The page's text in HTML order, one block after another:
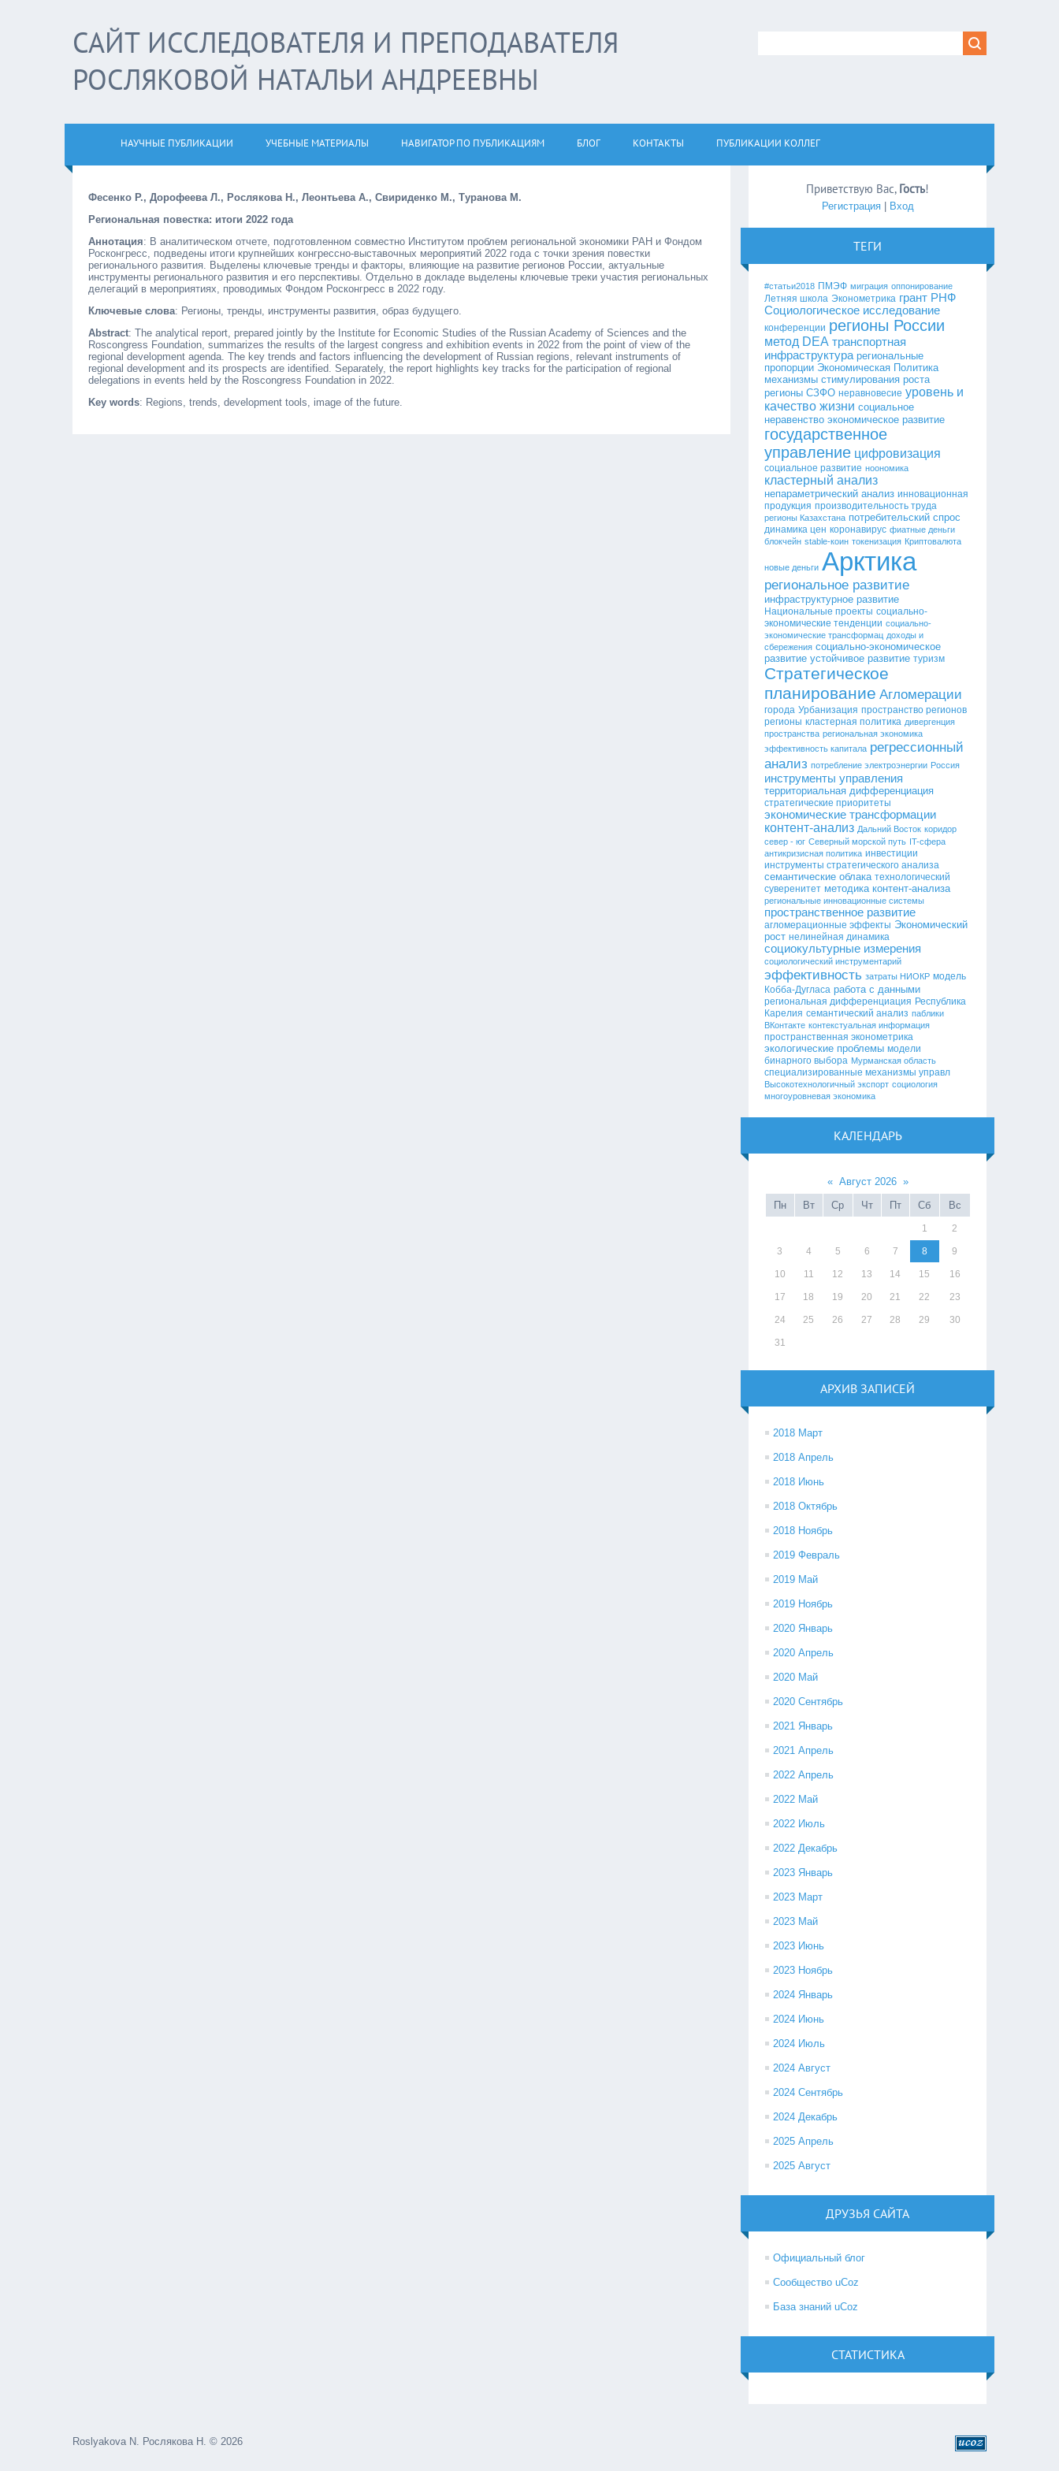
САЙТ ИССЛЕДОВАТЕЛЯ И ПРЕПОДАВАТЕЛЯ
РОСЛЯКОВОЙ НАТАЛЬИ АНДРЕЕВНЫ
НАУЧНЫЕ ПУБЛИКАЦИИ УЧЕБНЫЕ МАТЕРИАЛЫ НАВИГАТОР ПО ПУБЛИКАЦИЯМ БЛОГ КОНТАКТЫ ПУБЛИКАЦИИ КОЛЛЕГ
Фесенко Р., Дорофеева Л., Рослякова Н., Леонтьева А., Свириденко М., Туранова М.
Региональная повестка: итоги 2022 года
Аннотация: В аналитическом отчете, подготовленном совместно Институтом проблем региональной экономики РАН и Фондом
Росконгресс, подведены итоги крупнейших конгрессно-выставочных мероприятий 2022 года с точки зрения повестки
регионального развития. Выделены ключевые тренды и факторы, влияющие на развитие регионов России, актуальные
инструменты регионального развития и его перспективы. Отдельно в докладе выделены ключевые треки участия региональных
делегаций в мероприятиях, проводимых Фондом Росконгресс в 2022 году.
Ключевые слова: Регионы, тренды, инструменты развития, образ будущего.
Abstract: The analytical report, prepared jointly by the Institute for Economic Studies of the Russian Academy of Sciences and the
Roscongress Foundation, summarizes the results of the largest congress and exhibition events in 2022 from the point of view of the
regional development agenda. The key trends and factors influencing the development of Russian regions, relevant instruments of
regional development and its prospects are identified. Separately, the report highlights key tracks for the participation of regional
delegations in events held by the Roscongress Foundation in 2022.
Key words: Regions, trends, development tools, image of the future.
Приветствую Вас, Гость!
Регистрация| Вход
ТЕГИ
#статьи2018 ПМЭФ миграция оппонирование
Летняя школа Эконометрика грант РНФ
Социологическое исследование
конференции регионы России
метод DEA транспортная
инфраструктура региональные
пропорции Экономическая Политика
механизмы стимулирования роста
регионы СЗФО неравновесие уровень и
качество жизни социальное
неравенство экономическое развитие
государственное
управление цифровизация
социальное развитие ноономика
кластерный анализ
непараметрический анализ инновационная
продукция производительность труда
регионы Казахстана потребительский спрос
динамика цен коронавирус фиатные деньги
блокчейн stable-коин токенизация Криптовалюта
новые деньги Арктика
региональное развитие
инфраструктурное развитие
Национальные проекты социально-
экономические тенденции социально-
экономические трансформац доходы и
сбережения социально-экономическое
развитие устойчивое развитие туризм
Стратегическое
планирование Агломерации
города Урбанизация пространство регионов
регионы кластерная политика дивергенция
пространства региональная экономика
эффективность капитала регрессионный
анализ потребление электроэнергии Россия
инструменты управления
территориальная дифференциация
стратегические приоритеты
экономические трансформации
контент-анализ Дальний Восток коридор
север - юг Северный морской путь IT-сфера
антикризисная политика инвестиции
инструменты стратегического анализа
семантические облака технологический
суверенитет методика контент-анализа
региональные инновационные системы
пространственное развитие
агломерационные эффекты Экономический
рост нелинейная динамика
социокультурные измерения
социологический инструментарий
эффективность затраты НИОКР модель
Кобба-Дугласа работа с данными
региональная дифференциация Республика
Карелия семантический анализ паблики
ВКонтакте контекстуальная информация
пространственная эконометрика
экологические проблемы модели
бинарного выбора Мурманская область
специализированные механизмы управл
Высокотехнологичный экспорт социология
многоуровневая экономика
КАЛЕНДАРЬ
« Август 2026 »
Пн
Вт Ср Чт Пт Сб Вс
1 2
3 4 5 6 7 8 9
10 11 12 13 14 15 16
17 18 19 20 21 22 23
24 25 26 27 28 29 30
31
АРХИВ ЗАПИСЕЙ
2018 Март
2018 Апрель
2018 Июнь
2018 Октябрь
2018 Ноябрь
2019 Февраль
2019 Май
2019 Ноябрь
2020 Январь
2020 Апрель
2020 Май
2020 Сентябрь
2021 Январь
2021 Апрель
2022 Апрель
2022 Май
2022 Июль
2022 Декабрь
2023 Январь
2023 Март
2023 Май
2023 Июнь
2023 Ноябрь
2024 Январь
2024 Июнь
2024 Июль
2024 Август
2024 Сентябрь
2024 Декабрь
2025 Апрель
2025 Август
ДРУЗЬЯ САЙТА
Официальный блог
Сообщество uCoz
База знаний uCoz
СТАТИСТИКА
Roslyakova N. Рослякова Н. © 2026